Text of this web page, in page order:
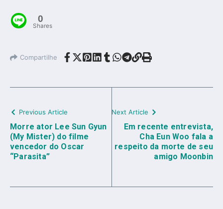
0
Shares
Compartilhe
Previous Article
Morre ator Lee Sun Gyun
(My Mister) do filme
vencedor do Oscar
“Parasita”
Next Article
Em recente entrevista,
Cha Eun Woo fala a
respeito da morte de seu
amigo Moonbin